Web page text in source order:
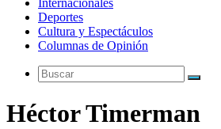
Internacionales
Deportes
Cultura y Espectáculos
Columnas de Opinión
Buscar
Héctor Timerman